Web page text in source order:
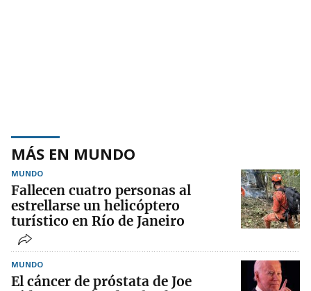
MÁS EN MUNDO
MUNDO
Fallecen cuatro personas al
estrellarse un helicóptero
turístico en Río de Janeiro
MUNDO
El cáncer de próstata de Joe